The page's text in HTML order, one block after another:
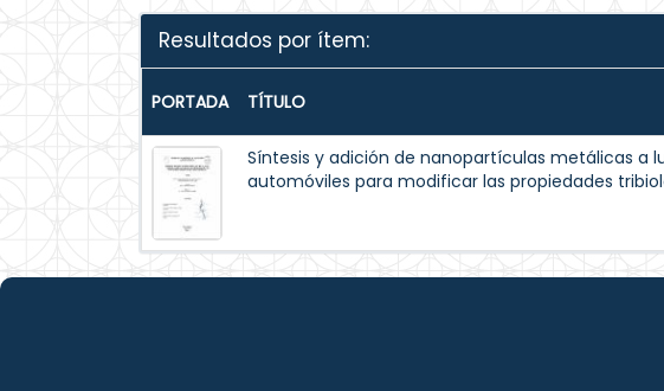
Resultados por ítem:
PORTADA TÍTULO
Síntesis y adición de nanopartículas metálicas a
automóviles para modificar las propiedades